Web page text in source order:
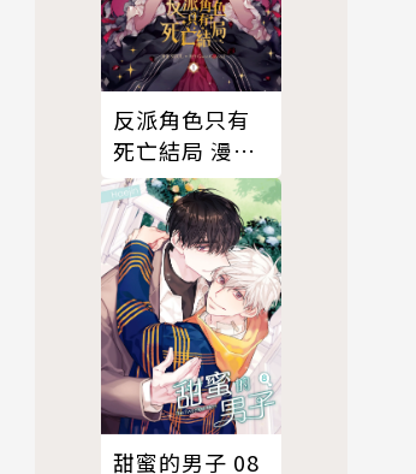
反派角色只有
死亡結局 漫畫
版 01
甜蜜的男子 08